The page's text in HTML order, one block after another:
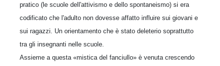
pratico (le scuole dell'attivismo e dello spontaneismo) si era
codificato che l'adulto non dovesse affatto influire sui giovani e
sui ragazzi. Un orientamento che è stato deleterio soprattutto
tra gli insegnanti nelle scuole.
Assieme a questa «mistica del fanciullo» è venuta crescendo